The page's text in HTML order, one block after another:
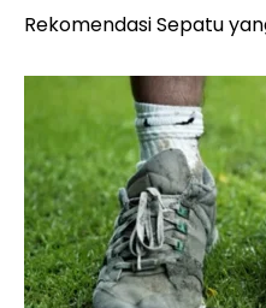
Rekomendasi Sepatu